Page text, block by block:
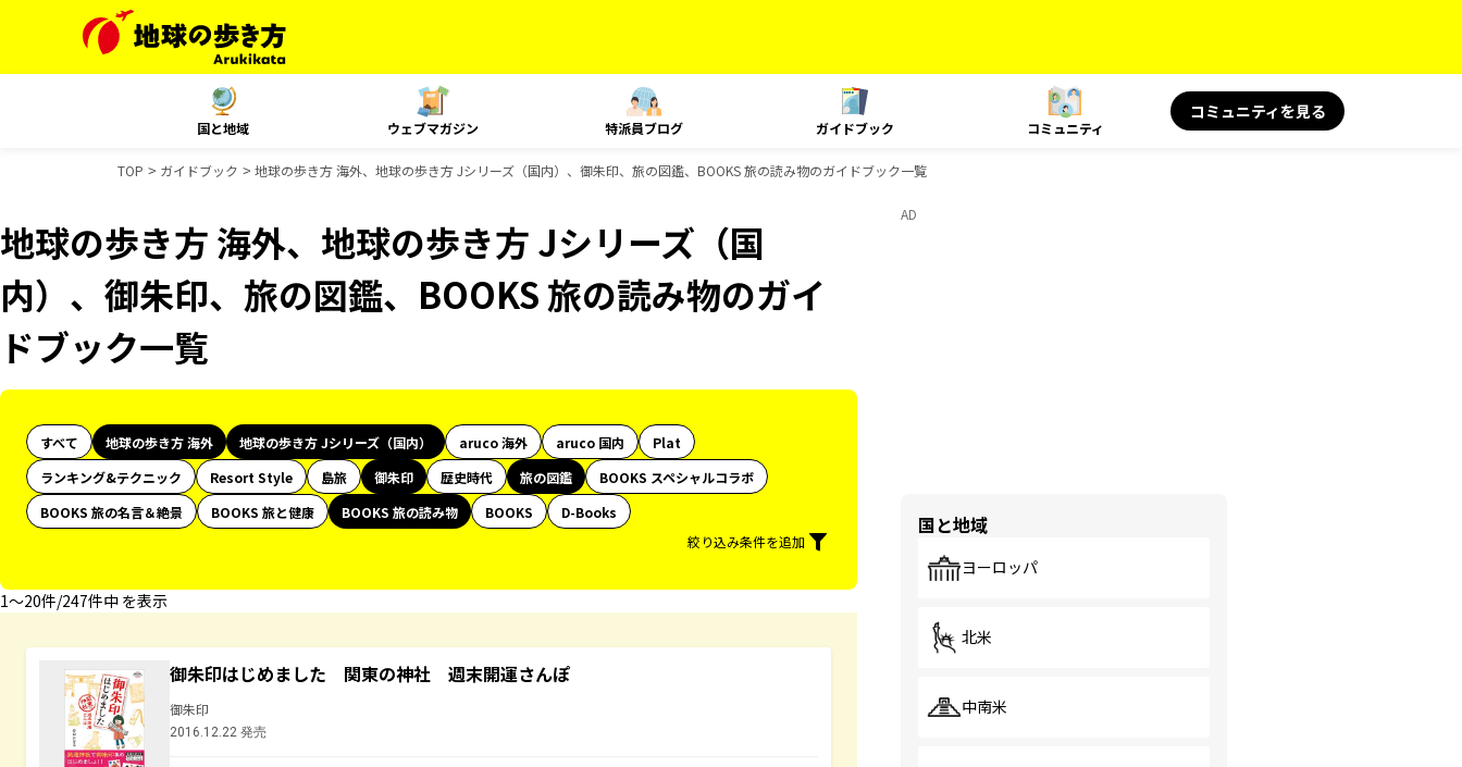
国と地域 ウェブマガジン 特派員ブログ ガイドブック コミュニティ
コミュニティを見る
TOP ガイドブック 地球の歩き方 海外、地球の歩き方 Jシリーズ（国内）、御朱印、旅の図鑑、BOOKS 旅の読み物のガイドブック一覧
地球の歩き方 海外、地球の歩き方 Jシリーズ（国
内）、御朱印、旅の図鑑、BOOKS 旅の読み物のガイ
ドブック一覧
すべて 地球の歩き方 海外 地球の歩き方 Jシリーズ（国内） aruco 海外 aruco 国内
Plat
ランキング&テクニック
Resort Style 島旅 御朱印 歴史時代 旅の図鑑
BOOKS スペシャルコラボ
BOOKS 旅の名言＆絶景
BOOKS 旅と健康 BOOKS 旅の読み物 BOOKS
D-Books
絞り込み条件を追加
1〜20件/247件中 を表示
御朱印はじめました 関東の神社 週末開運さんぽ
御朱印
2016.12.22 発売
AD
国と地域
ヨーロッパ
北米
中南米